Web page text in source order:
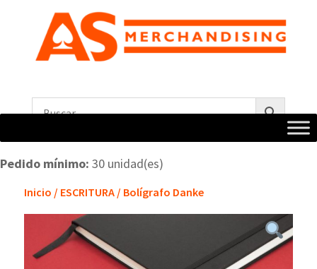
Pedido mínimo: 30 unidad(es)
Inicio / ESCRITURA/ Bolígrafo Danke